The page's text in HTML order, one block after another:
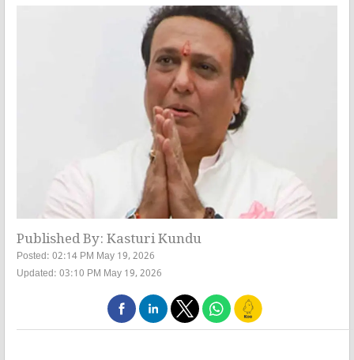
Published By: Kasturi Kundu
Posted: 02:14 PM May 19, 2026
Updated: 03:10 PM May 19, 2026